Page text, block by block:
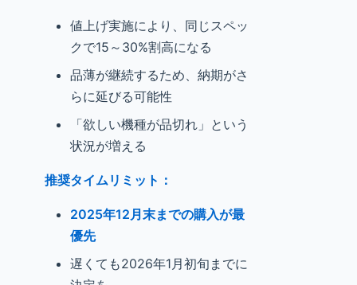
値上げ実施により、同じスペッ
クで15～30%割高になる
品薄が継続するため、納期がさ
らに延びる可能性
「欲しい機種が品切れ」という
状況が増える
推奨タイムリミット：
2025年12月末までの購入が最
優先
遅くても2026年1月初旬までに